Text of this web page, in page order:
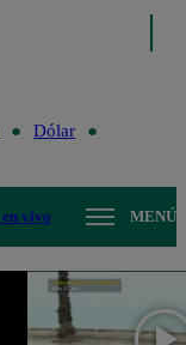
Dólar
vivo MENÚ